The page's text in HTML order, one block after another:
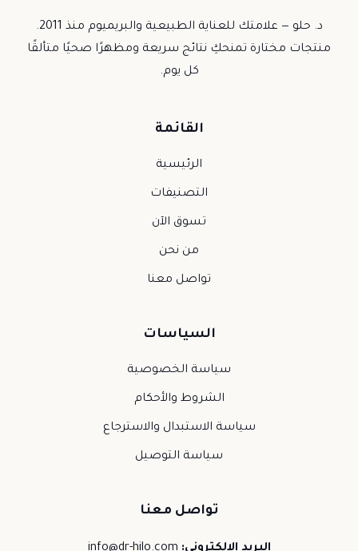
د. حلو — علامتك للعناية الطبيعية والبريميوم منذ 2011.
منتجات مختارة تمنحكِ نتائج سريعة ومظهرًا صحيًا متألقًا
كل يوم.
القائمة
الرئيسية
التصنيفات
تسوق الآن
من نحن
تواصل معنا
السياسات
سياسة الخصوصية
الشروط والأحكام
سياسة الاستبدال والاسترجاع
سياسة التوصيل
تواصل معنا